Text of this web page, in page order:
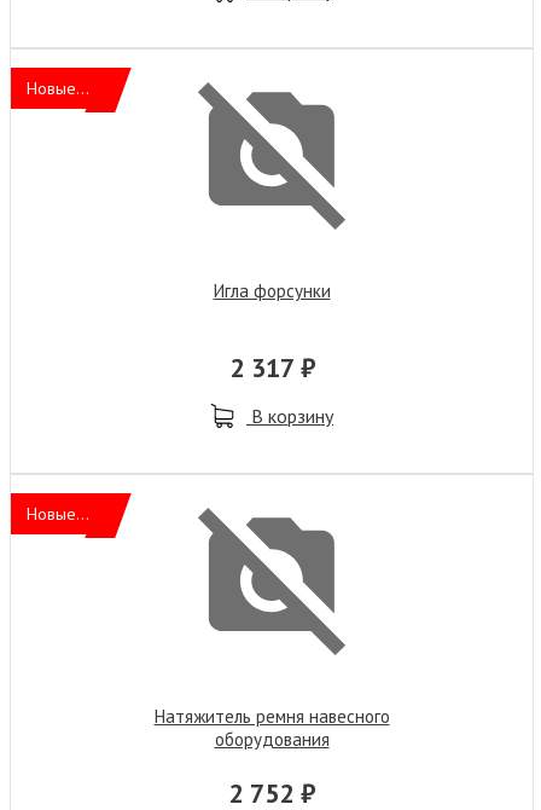
Новые...
Игла форсунки
2 317 ₽
В корзину
Новые...
Натяжитель ремня навесного
оборудования
2 752 ₽